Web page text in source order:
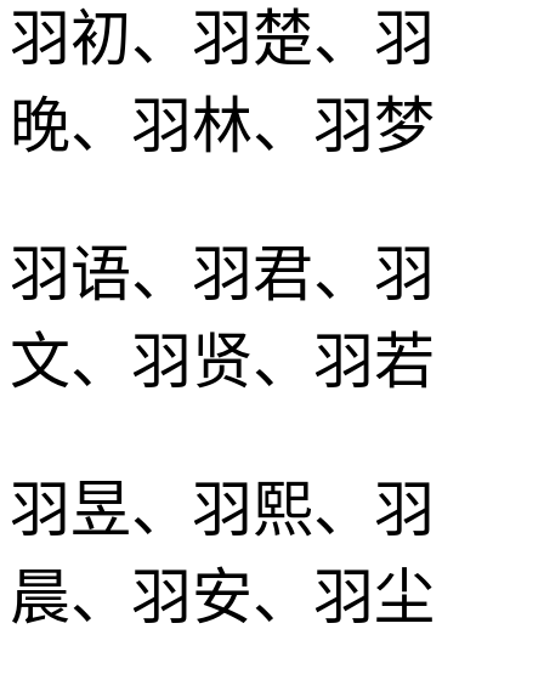
羽初、羽楚、羽
晚、羽林、羽梦
羽语、羽君、羽
文、羽贤、羽若
羽昱、羽熙、羽
晨、羽安、羽尘